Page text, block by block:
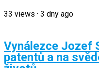
33 views · 3 dny ago
Vynálezce Jozef
patentů a na